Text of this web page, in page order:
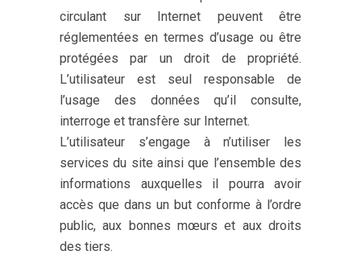
circulant sur Internet peuvent être
réglementées en termes d’usage ou être
protégées par un droit de propriété.
L’utilisateur est seul responsable de
l’usage des données qu’il consulte,
interroge et transfère sur Internet.
L’utilisateur s’engage à n’utiliser les
services du site ainsi que l’ensemble des
informations auxquelles il pourra avoir
accès que dans un but conforme à l’ordre
public, aux bonnes mœurs et aux droits
des tiers.